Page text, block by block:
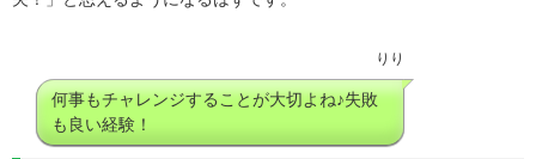
りり
何事もチャレンジすることが大切よね♪失敗
も良い経験！